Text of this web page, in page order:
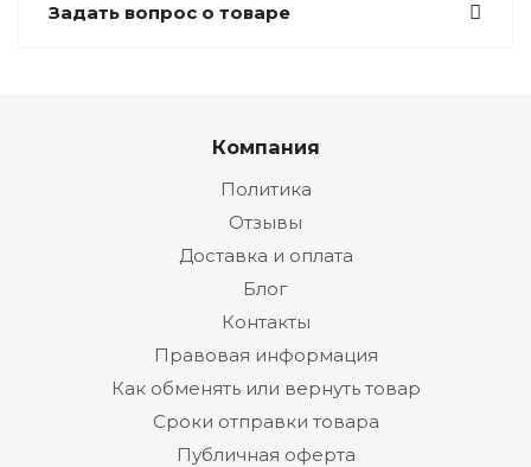
Задать вопрос о товаре
Компания
Политика
Отзывы
Доставка и оплата
Блог
Контакты
Правовая информация
Как обменять или вернуть товар
Сроки отправки товара
Публичная оферта